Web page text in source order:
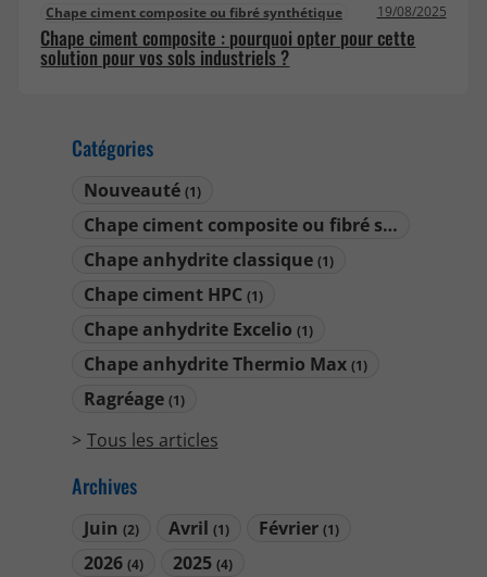
Catégories
Nouveauté (1)
Chape ciment composite ou fibré synthétique
Chape anhydrite classique (1)
Chape ciment HPC (1)
Chape anhydrite Excelio (1)
Chape anhydrite Thermio Max (1)
Ragréage (1)
Tous les articles
Archives
Juin (2) Avril(1) Février(1)
2026 (4) 2025(4)
Chape ciment composite ou fibré synthétique 19/08/2025
Chape ciment composite : pourquoi opter pour cette
solution pour vos sols industriels ?